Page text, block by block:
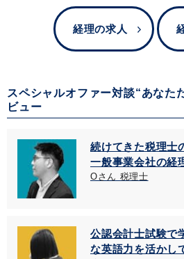
経理の求人
スペシャルオファー対談“あなた
ビュー
続けてきた税理士
一般事業会社の経
Oさん 税理士
公認会計士試験で
な英語力を活かし